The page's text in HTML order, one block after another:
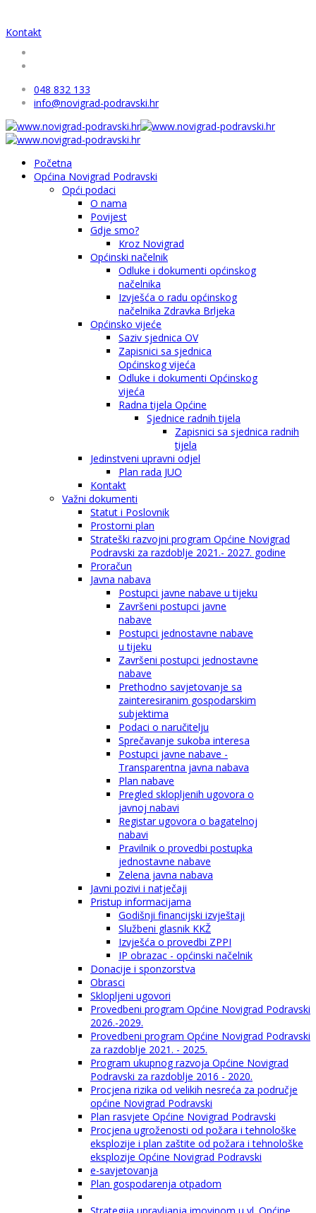
Kontakt
048 832 133
info@novigrad-podravski.hr
Početna
Općina Novigrad Podravski
Opći podaci
O nama
Povijest
Gdje smo?
Kroz Novigrad
Općinski načelnik
Odluke i dokumenti općinskog
načelnika
Izvješća o radu općinskog
načelnika Zdravka Brljeka
Općinsko vijeće
Saziv sjednica OV
Zapisnici sa sjednica
Općinskog vijeća
Odluke i dokumenti Općinskog
vijeća
Radna tijela Općine
Sjednice radnih tijela
Zapisnici sa sjednica radnih
tijela
Jedinstveni upravni odjel
Plan rada JUO
Kontakt
Važni dokumenti
Statut i Poslovnik
Prostorni plan
Strateški razvojni program Općine Novigrad
Podravski za razdoblje 2021.- 2027. godine
Proračun
Javna nabava
Postupci javne nabave u tijeku
Završeni postupci javne
nabave
Postupci jednostavne nabave
u tijeku
Završeni postupci jednostavne
nabave
Prethodno savjetovanje sa
zainteresiranim gospodarskim
subjektima
Podaci o naručitelju
Sprečavanje sukoba interesa
Postupci javne nabave -
Transparentna javna nabava
Plan nabave
Pregled sklopljenih ugovora o
javnoj nabavi
Registar ugovora o bagatelnoj
nabavi
Pravilnik o provedbi postupka
jednostavne nabave
Zelena javna nabava
Javni pozivi i natječaji
Pristup informacijama
Godišnji financijski izvještaji
Službeni glasnik KKŽ
Izvješća o provedbi ZPPI
IP obrazac - općinski načelnik
Donacije i sponzorstva
Obrasci
Sklopljeni ugovori
Provedbeni program Općine Novigrad Podravski
2026.-2029.
Provedbeni program Općine Novigrad Podravski
za razdoblje 2021. - 2025.
Program ukupnog razvoja Općine Novigrad
Podravski za razdoblje 2016 - 2020.
Procjena rizika od velikih nesreća za područje
općine Novigrad Podravski
Plan rasvjete Općine Novigrad Podravski
Procjena ugroženosti od požara i tehnološke
eksplozije i plan zaštite od požara i tehnološke
eksplozije Općine Novigrad Podravski
e-savjetovanja
Plan gospodarenja otpadom